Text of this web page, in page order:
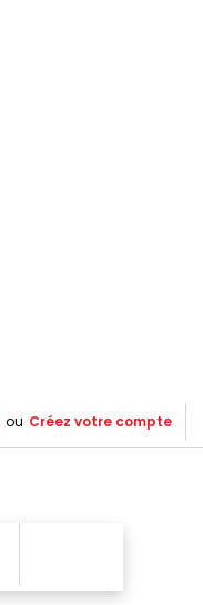
ou Créez votre compte